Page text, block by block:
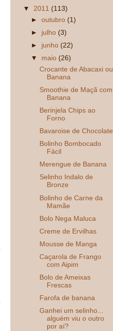
▼ 2011 (113)
►outubro (1)
► julho (3)
► junho (22)
▼ maio (26)
Crocante de Abacaxi ou
Banana
Smoothie de Maçã com
Banana
Berinjela Chips ao
Forno
Bavaroise de Chocolate
Bolinho Bombocado
Fácil
Merengue de Banana
Selinho Indalo de
Bronze
Bolinho de Carne da
Mamãe
Bolo Nega Maluca
Creme de Ervilhas
Mousse de Manga
Caçarola de Frango
com Aipim
Bolo de Ameixas
Frescas
Farofa de banana
Ganhei um selinho...
alguém viu o outro
por aí?